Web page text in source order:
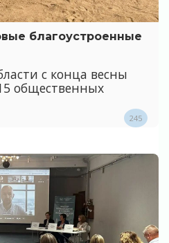
благоустроенные
с конца весны
общественных
245